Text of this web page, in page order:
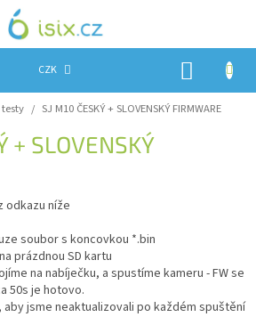
CZK
/ SJ M10 ČESKÝ + SLOVENSKÝ FIRMWARE
+ SLOVENSKÝ
odkazu níže
soubor s koncovkou *.bin
prázdnou SD kartu
na nabíječku, a spustíme kameru - FW se
50s je hotovo.
aby jsme neaktualizovali po každém spuštění